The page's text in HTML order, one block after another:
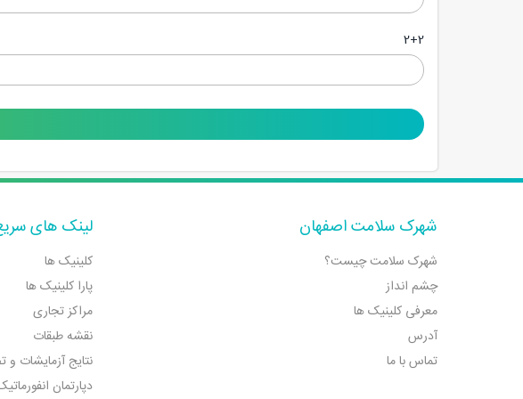
2+2
شهرک سلامت اصفهان
شهرک سلامت چیست؟
چشم انداز
معرفی کلینیک ها
آدرس
تماس با ما
لینک های
کلینیک ها
پارا کلینیک ها
مراکز تجاری
نقشه طبقات
نتایج آزمایشات و
دپارتمان